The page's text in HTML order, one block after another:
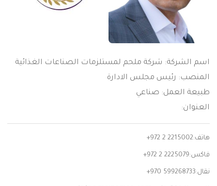
اسم الشركة: شركة ملحم لمستلزمات الصناعات الغذائية
المنصب: رئيس مجلس الادارة
طبيعة العمل: صناعي
العنوان:
هاتف:+972 2 2215002
فاكس:+972 2 2225079
نقال:+970 599268733